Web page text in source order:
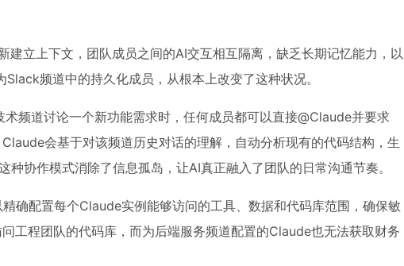
立上下文，团队成员之间的AI交互相互隔离，缺乏长期记忆能力，以
频道中的持久化成员，从根本上改变了这种状况。
频道讨论一个新功能需求时，任何成员都可以直接@Claude并要求
会基于对该频道历史对话的理解，自动分析现有的代码结构，生
协作模式消除了信息孤岛，让AI真正融入了团队的日常沟通节奏。
确配置每个Claude实例能够访问的工具、数据和代码库范围，确保敏
工程团队的代码库，而为后端服务频道配置的Claude也无法获取财务